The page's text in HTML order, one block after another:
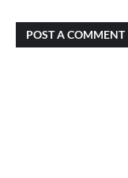
POST A COMMENT